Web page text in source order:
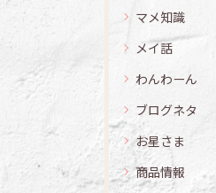
マメ知識
メイ話
わんわーん
ブログネタ
お星さま
商品情報